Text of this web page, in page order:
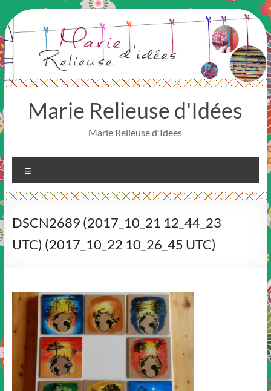
Aller
au
contenu
Marie Relieuse d'Idées
Marie Relieuse d'Idées
DSCN2689 (2017_10_21 12_44_23
UTC) (2017_10_22 10_26_45 UTC)